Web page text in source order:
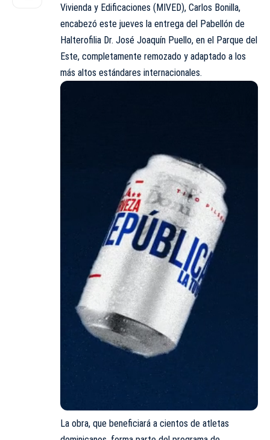
Vivienda y Edificaciones (MIVED), Carlos Bonilla,
encabezó este jueves la entrega del Pabellón de
Halterofilia Dr. José Joaquín Puello, en el Parque del
Este, completamente remozado y adaptado a los
más altos estándares internacionales.
La obra, que beneficiará a cientos de atletas